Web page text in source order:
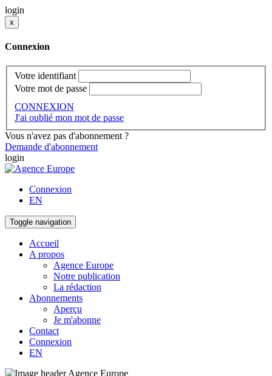
login
x
Connexion
Votre identifiant
Votre mot de passe
CONNEXION
J'ai oublié mon mot de passe
Vous n'avez pas d'abonnement ?
Demande d'abonnement
login
Connexion
EN
Toggle navigation
Accueil
A propos
Agence Europe
Notre publication
La rédaction
Abonnements
Aperçu
Je m'abonne
Contact
Connexion
EN